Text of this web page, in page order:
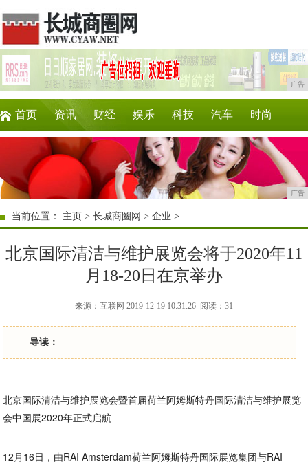
广告
首页 资讯 财经 娱乐 科技 汽车 时尚
游戏 美食 商讯 消费 购物
广告
当前位置： 主页 >长城商圈网 >企业 >
北京国际清洁与维护展览会将于2020年11
月18-20日在京举办
来源：互联网 2019-12-19 10:31:26 阅读：31
导读：
北京国际清洁与维护展览会暨首届荷兰阿姆斯特丹国际清洁与维护展览
会中国展2020年正式启航
12月16日，由RAI Amsterdam荷兰阿姆斯特丹国际展览集团与RAI